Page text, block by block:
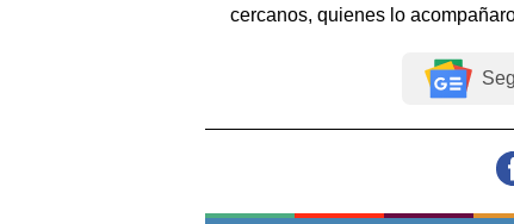
cercanos, quienes lo